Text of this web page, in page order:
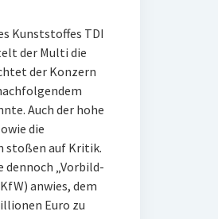
Kunststoffes TDI
der Multi die
der Konzern
Auch der hohe
die
stoßen auf Kritik.
„Vorbild-
anwies, dem
Euro zu